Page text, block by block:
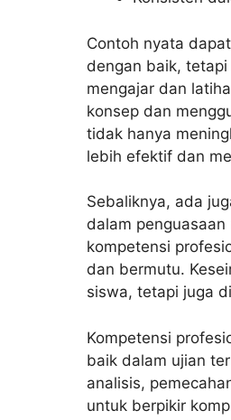
Contoh nyata
dengan baik,
mengajar dan
konsep dan
tidak hanya
lebih efektif dan
Sebaliknya, ada
dalam
kompetensi
dan bermutu.
siswa, tetapi juga
Kompetensi
baik dalam ujian
analisis,
untuk berpikir